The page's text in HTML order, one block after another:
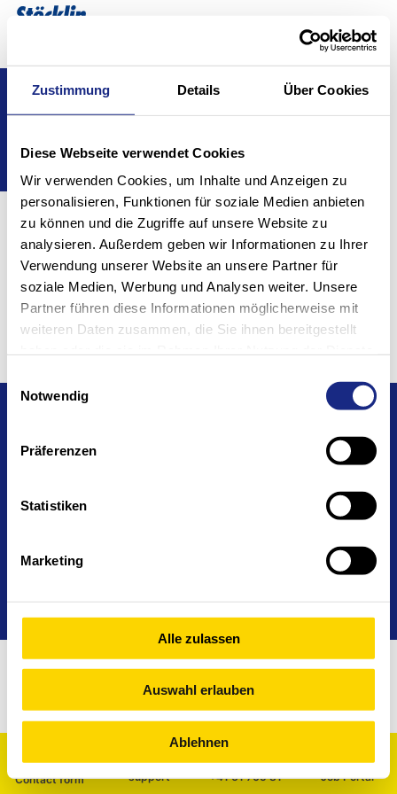
Zustimmung Details Über Cookies
Diese Webseite verwendet Cookies
Wir verwenden Cookies, um Inhalte und Anzeigen zu
personalisieren, Funktionen für soziale Medien anbieten
zu können und die Zugriffe auf unsere Website zu
analysieren. Außerdem geben wir Informationen zu Ihrer
Verwendung unserer Website an unsere Partner für
soziale Medien, Werbung und Analysen weiter. Unsere
Partner führen diese Informationen möglicherweise mit
weiteren Daten zusammen, die Sie ihnen bereitgestellt
Notwendig
Präferenzen
Statistiken
Marketing
Alle zulassen
Auswahl erlauben
Ablehnen
Don't show this message again
Select
Contact form support +41 61 705 81 Job Portal
Home Career
Stöcklin as an employer
Inside Stöcklin
Apprenticeship & training
Jobs